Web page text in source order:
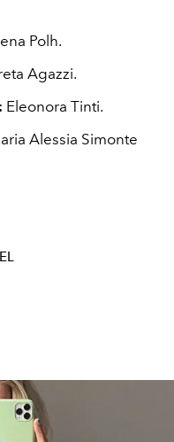
Polh.
Agazzi.
Eleonora Tinti.
Alessia Simonte